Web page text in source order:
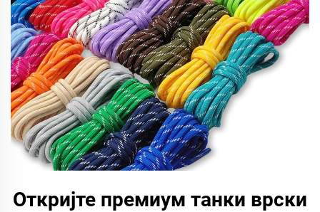
Откријте премиум танки врски